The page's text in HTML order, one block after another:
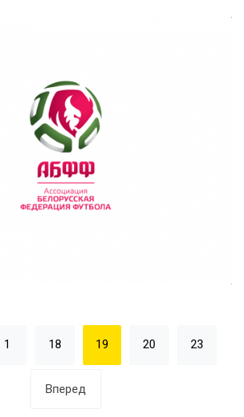
1 18 19 20 23
Вперед